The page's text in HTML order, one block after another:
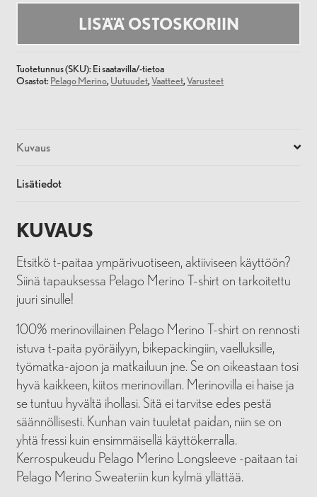
Green
LISÄÄ OSTOSKORIIN
Tuotetunnus (SKU): Ei saatavilla/-tietoa
Osastot: Pelago Merino, Uutuudet,Vaatteet,Varusteet
Kuvaus
Lisätiedot
KUVAUS
Etsitkö t-paitaa ympärivuotiseen, aktiiviseen käyttöön?
Siinä tapauksessa Pelago Merino T-shirt on tarkoitettu
juuri sinulle!
100% merinovillainen Pelago Merino T-shirt on rennosti
istuva t-paita pyöräilyyn, bikepackingiin, vaelluksille,
työmatka-ajoon ja matkailuun jne. Se on oikeastaan tosi
hyvä kaikkeen, kiitos merinovillan. Merinovilla ei haise ja
se tuntuu hyvältä ihollasi. Sitä ei tarvitse edes pestä
säännöllisesti. Kunhan vain tuuletat paidan, niin se on
yhtä fressi kuin ensimmäisellä käyttökerralla.
Kerrospukeudu Pelago Merino Longsleeve -paitaan tai
Pelago Merino Sweateriin kun kylmä yllättää.